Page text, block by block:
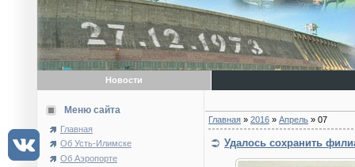
Новости
Меню сайта
Главная
Об Усть-Илимске
Об Аэропорте
Главная » 2016 » Апрель » 07
Удалось сохранить